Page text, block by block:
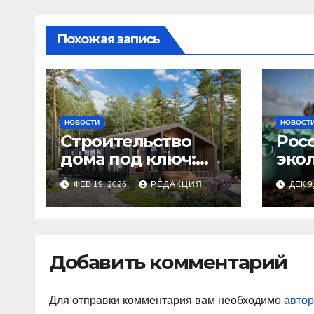
Похожая запись
НОВОСТИ
Строительство
дома под ключ:
этапы и
планирование
бюджета
ФЕВ 19, 2026 РЕДАКЦИЯ ДЕК
Добавить комментарий
Для отправки комментария вам необходимо